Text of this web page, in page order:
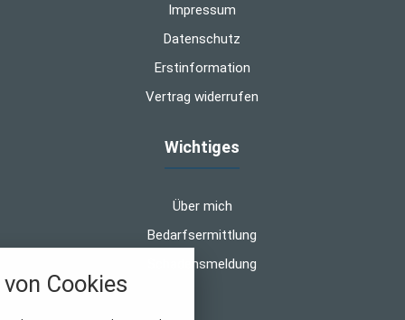
Impressum
Datenschutz
Erstinformation
Vertrag widerrufen
Wichtiges
Über mich
Bedarfsermittlung
Schadensmeldung
Cookies